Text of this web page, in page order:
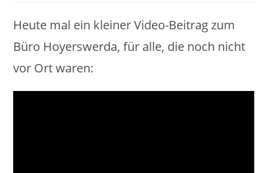
Heute mal ein kleiner Video-Beitrag zum
Büro Hoyerswerda, für alle, die noch nicht
vor Ort waren: